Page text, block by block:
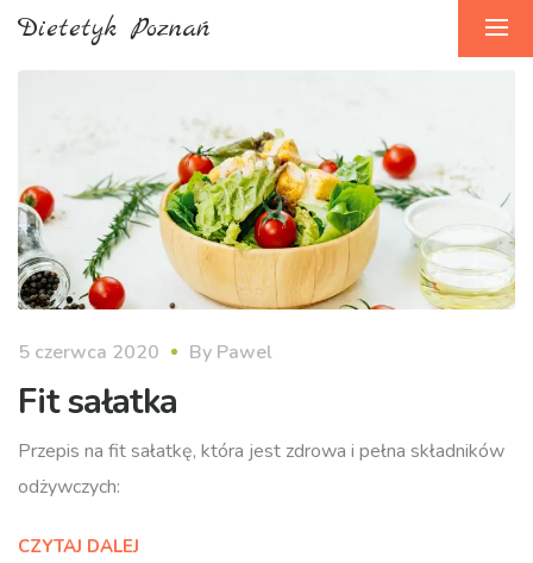
Dietetyk Poznań
5 czerwca 2020 By Pawel
Fit sałatka
Przepis na fit sałatkę, która jest zdrowa i pełna składników
odżywczych:
CZYTAJ DALEJ